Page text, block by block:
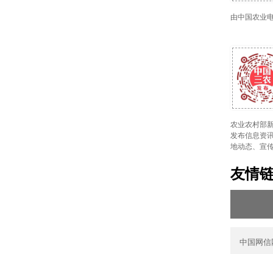
由中国农业
农业农村部
发布信息资
地动态、宣
友情
中国网信